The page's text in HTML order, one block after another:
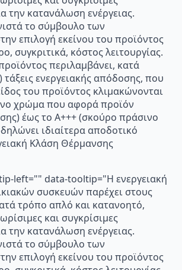
την κατανάλωση ενέργειας.
το σύμβουλο των
επιλογή εκείνου του προϊόντος
συγκριτικά, κόστος λειτουργίας.
περιλαμβάνει, κατά
τάξεις ενεργειακής απόδοσης, που
του προϊόντος κλιμακώνονται
χρώμα που αφορά προϊόν
έως το Α+++ (σκούρο πράσινο
ιδιαίτερα αποδοτικό
Κλάση Θέρμανσης
left="" data-tooltip="Η ενεργειακή
συσκευών παρέχει στους
τρόπο απλό και κατανοητό,
και συγκρίσιμες
την κατανάλωση ενέργειας.
το σύμβουλο των
επιλογή εκείνου του προϊόντος